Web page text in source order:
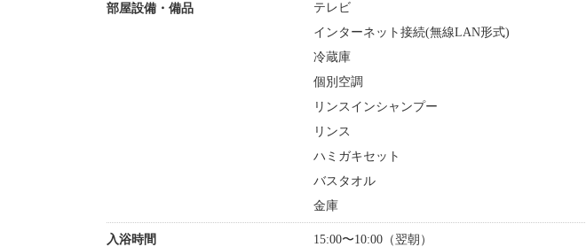
部屋設備・備品 テレビ
インターネット接続(無線LAN形式)
冷蔵庫
個別空調
リンスインシャンプー
リンス
ハミガキセット
バスタオル
金庫
入浴時間 15:00〜10:00（翌朝）